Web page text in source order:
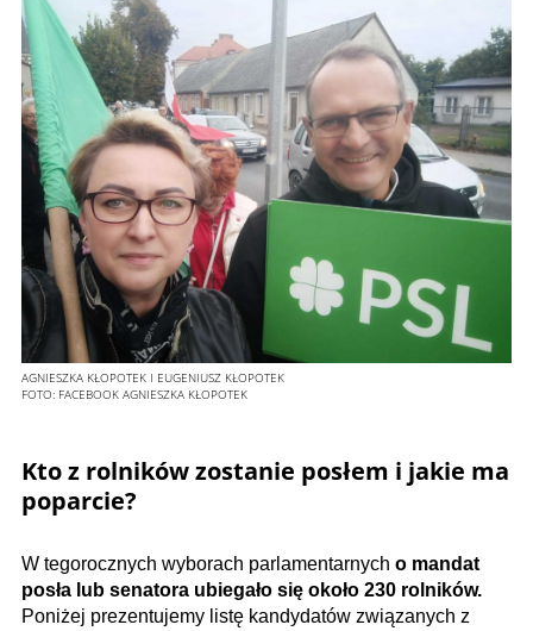
AGNIESZKA KŁOPOTEK I EUGENIUSZ KŁOPOTEK
FOTO: FACEBOOK AGNIESZKA KŁOPOTEK
Kto z rolników zostanie posłem i jakie ma
poparcie?
W tegorocznych wyborach parlamentarnych o mandat
posła lub senatora ubiegało się około 230 rolników.
Poniżej prezentujemy listę kandydatów związanych z